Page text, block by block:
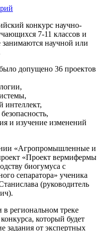
ИТОГИ
ВСЕРОССИЙСКОГО
КОНКУРСА
ПРОЕКТОВ
ВЫЗОВЫ»
конкурс научно-
7-11 классов и
научной или
допущено 36 проектов
интеллект,
и изучение изменений
«Агропромышленные и
«Проект вермифермы
биогумуса с
сепаратора» ученика
(руководитель
региональном треке
который будет
задания от экспертных